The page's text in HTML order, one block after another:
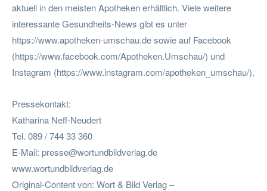
aktuell in den meisten Apotheken erhältlich. Viele weitere
interessante Gesundheits-News gibt es unter
https://www.apotheken-umschau.de sowie auf Facebook
(https://www.facebook.com/Apotheken.Umschau/) und
Instagram (https://www.instagram.com/apotheken_umschau/).
Pressekontakt:
Katharina Neff-Neudert
Tel. 089 / 744 33 360
E-Mail: presse@wortundbildverlag.de
www.wortundbildverlag.de
Original-Content von: Wort & Bild Verlag –